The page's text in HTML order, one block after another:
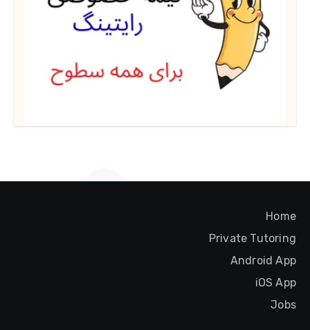
Home
Private Tutoring
Android App
iOS App
Jobs